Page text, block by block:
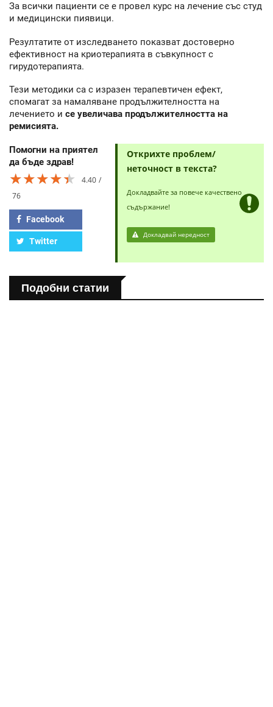
За всички пациенти се е провел курс на лечение със студ
и медицински пиявици.
Резултатите от изследването показват достоверно
ефективност на криотерапията в съвкупност с
гирудотерапията.
Тези методики са с изразен терапевтичен ефект,
спомагат за намаляване продължителността на
лечението и се увеличава продължителността на
ремисията.
Помогни на приятел
да бъде здрав!
★★★★★
★★★★★
★★★★★
4.40
76
Facebook
Twitter
Открихте проблем/
неточност в текста?
Докладвайте за повече качествено
съдържание!
Докладвай нередност
Подобни статии